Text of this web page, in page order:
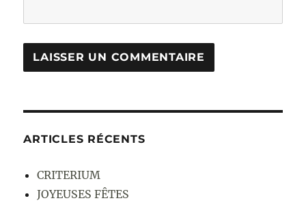
ARTICLES RÉCENTS
CRITERIUM
JOYEUSES FÊTES